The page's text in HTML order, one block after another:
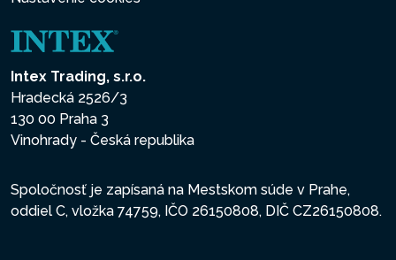
Intex Trading, s.r.o.
Hradecká 2526/3
130 00 Praha 3
Vinohrady - Česká republika
Spoločnosť je zapísaná na Mestskom súde v Prahe,
oddiel C, vložka 74759, IČO 26150808, DIČ CZ26150808.